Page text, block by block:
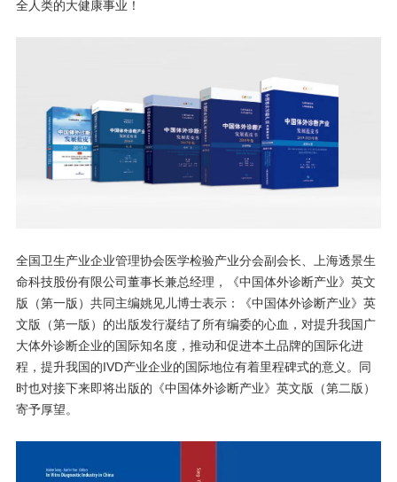
全人类的大健康事业！
全国卫生产业企业管理协会医学检验产业分会副会长、上海透景生
命科技股份有限公司董事长兼总经理，《中国体外诊断产业》英文
版（第一版）共同主编姚见儿博士表示：《中国体外诊断产业》英
文版（第一版）的出版发行凝结了所有编委的心血，对提升我国广
大体外诊断企业的国际知名度，推动和促进本土品牌的国际化进
程，提升我国的IVD产业企业的国际地位有着里程碑式的意义。同
时也对接下来即将出版的《中国体外诊断产业》英文版（第二版）
寄予厚望。